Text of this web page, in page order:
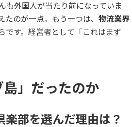
も外国人が当たり前になっていま
のが一点。もう一つは、 物流業界
です。経営者として「これはまず
」だったのか
楽部を選んだ理由は？